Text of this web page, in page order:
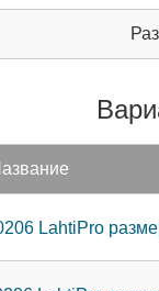
LahtiPro